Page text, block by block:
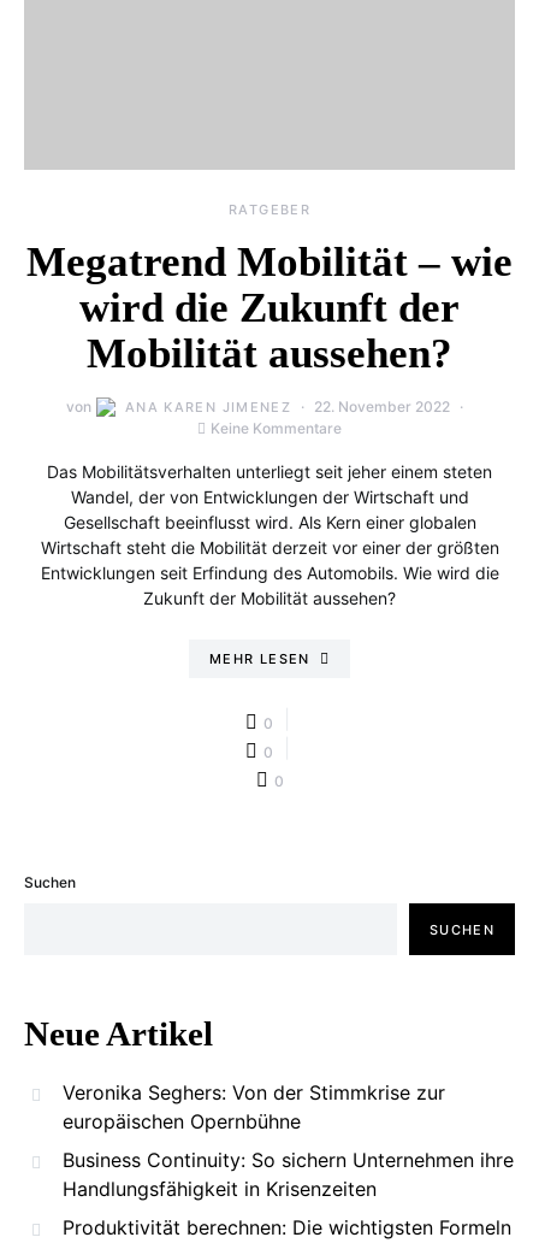
RATGEBER
Megatrend Mobilität – wie
wird die Zukunft der
Mobilität aussehen?
von ANA KAREN JIMENEZ
22. November 2022
Keine Kommentare
Das Mobilitätsverhalten unterliegt seit jeher einem steten
Wandel, der von Entwicklungen der Wirtschaft und
Gesellschaft beeinflusst wird. Als Kern einer globalen
Wirtschaft steht die Mobilität derzeit vor einer der größten
Entwicklungen seit Erfindung des Automobils. Wie wird die
Zukunft der Mobilität aussehen?
MEHR LESEN
0
0
0
Suchen
SUCHEN
Neue Artikel
Veronika Seghers: Von der Stimmkrise zur
europäischen Opernbühne
Business Continuity: So sichern Unternehmen ihre
Handlungsfähigkeit in Krisenzeiten
Produktivität berechnen: Die wichtigsten Formeln